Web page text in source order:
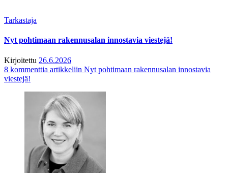
Tarkastaja
Nyt pohtimaan rakennusalan innostavia viestejä!
Kirjoitettu 26.6.2026
8 kommenttia artikkeliin Nyt pohtimaan rakennusalan innostavia
viestejä!